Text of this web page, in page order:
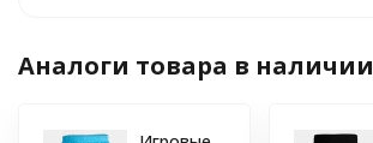
Аналоги товара в наличии